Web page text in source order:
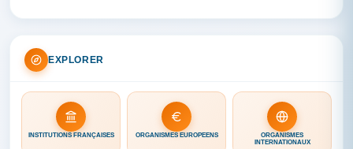
EXPLORER
INSTITUTIONS FRANÇAISES ORGANISMES EUROPÉENS
ORGANISMES
INTERNATIONAUX